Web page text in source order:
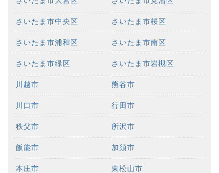
さいたま市中央区 さいたま市桜区
さいたま市浦和区 さいたま市南区
さいたま市緑区 さいたま市岩槻区
川越市 熊谷市
川口市 行田市
秩父市 所沢市
飯能市 加須市
本庄市 東松山市